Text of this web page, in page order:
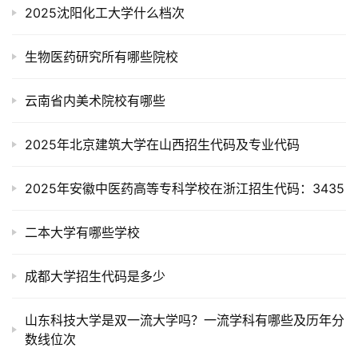
2025沈阳化工大学什么档次
生物医药研究所有哪些院校
云南省内美术院校有哪些
2025年北京建筑大学在山西招生代码及专业代码
2025年安徽中医药高等专科学校在浙江招生代码：3435
二本大学有哪些学校
成都大学招生代码是多少
山东科技大学是双一流大学吗？一流学科有哪些及历年分
数线位次